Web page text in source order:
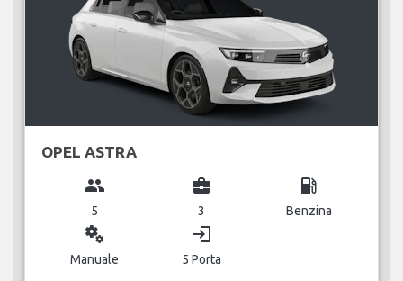
OPEL ASTRA
group
5
business_center
3
local_gas_station
Benzina
miscellaneous_services
Manuale
login
5 Porta